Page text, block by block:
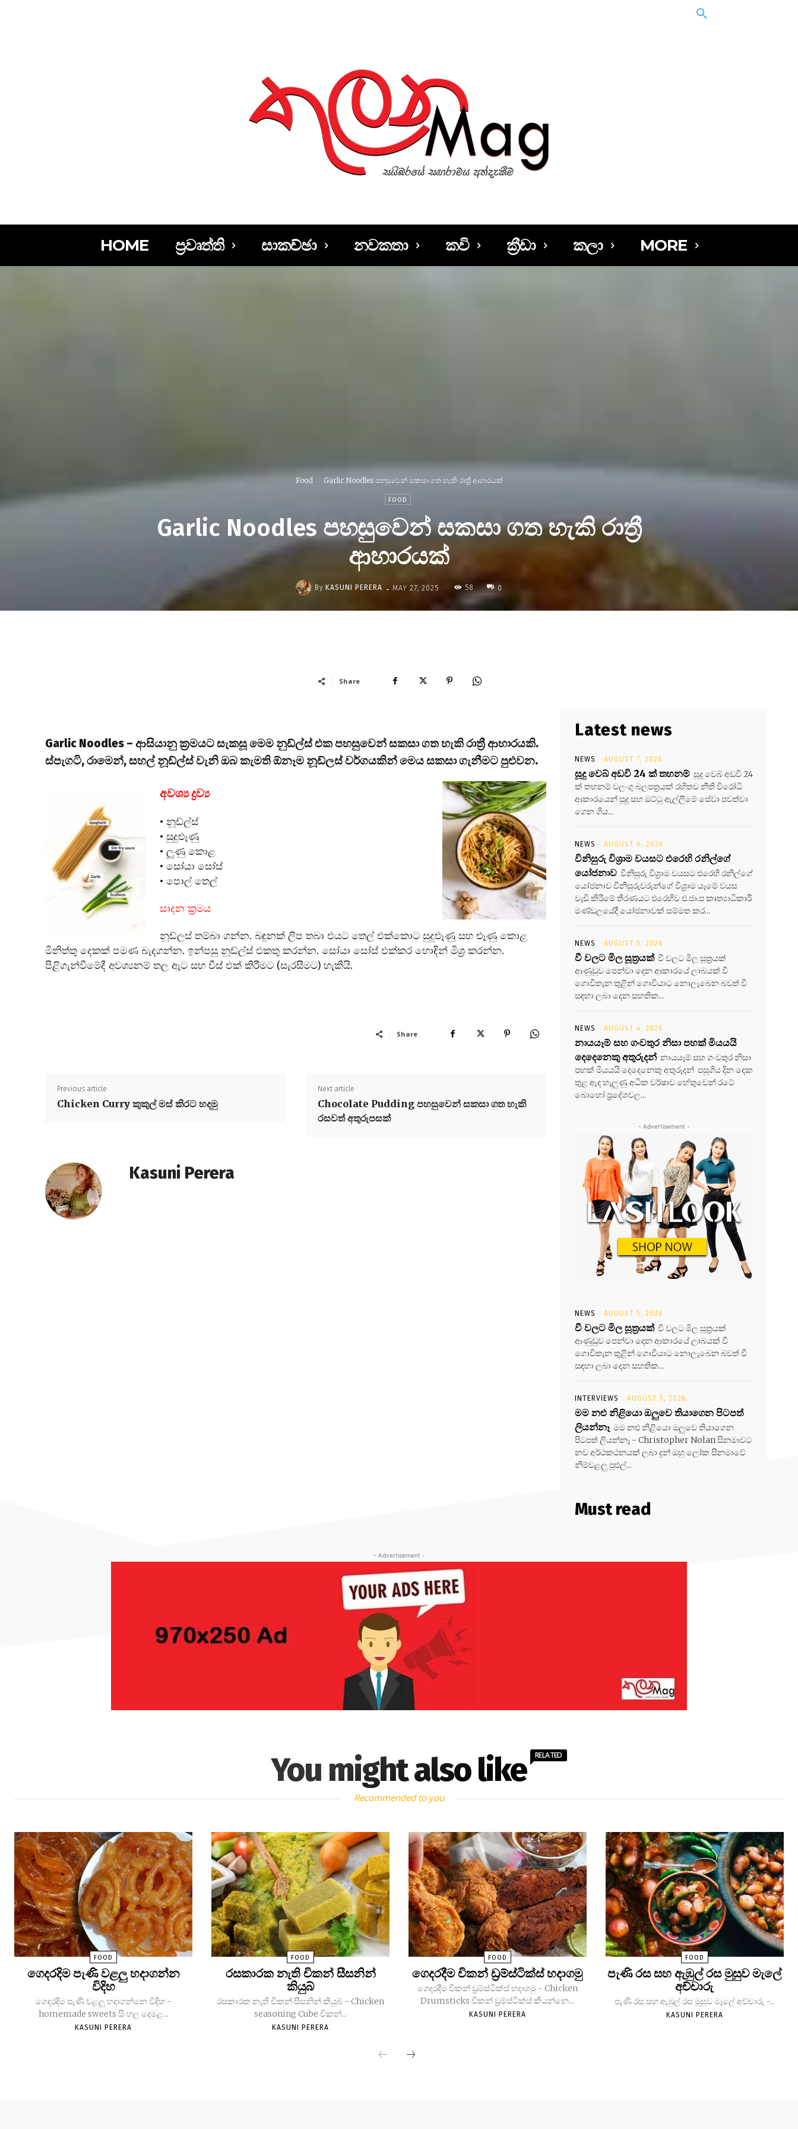
HOME ප්‍රවෘත්ති සාකච්ඡා නවකතා කවි ක්‍රීඩා කලා MORE
Food Garlic Noodles පහසුවෙන් සකසා ගත හැකි රාත්‍රී ආහාරයක්
FOOD
Garlic Noodles පහසුවෙන් සකසා ගත හැකි රාත්‍රී
ආහාරයක්
By KASUNI PERERA - MAY 27, 2025 58 0
Share
Garlic Noodles – ආසියානු ක්‍රමයට සැකසූ මෙම නුඩ්ල්ස් එක පහසුවෙන් සකසා ගත හැකි රාත්‍රී ආහාරයකි.
ස්පැගටි, රාමෙන්, සහල් නූඩ්ල්ස් වැනි ඔබ කැමති ඕනෑම නූඩ්ලස් වර්ගයකින් මෙය සකසා ගැනීමට පුළුවන.
අවශ්‍ය ද්‍රව්‍ය
• නූඩ්ල්ස්
• සුදුළූණු
• ලූණු කොළ
• සෝයා සෝස්
• පොල් තෙල්
සාදන ක්‍රමය
නූඩ්ලස් තම්බා ගන්න. බඳුනක් ලිප තබා එයට තෙල් එක්කොට සුදුළූණු සහ ළූණු කොළ
මිනිත්තු දෙකක් පමණ බැදගන්න. ඉන්පසු නූඩ්ල්ස් එකතු කරන්න. සෝයා සෝස් එක්කර හොඳින් මිශ්‍ර කරන්න.
පිළිගැන්වීමේදී අවශ්‍යනම් තල ඇට සහ චීස් එක් කිරීමට (සැරසීමට) හැකියි.
Share
Previous article
Chicken Curry කුකුල් මස් කිරට හදමු
Next article
Chocolate Pudding පහසුවෙන් සකසා ගත හැකි
රසවත් අතුරුපසක්
Kasuni Perera
Latest news
NEWS AUGUST 7, 2026
සූදු වෙබ් අඩවි 24 ක් තහනම් සූදු වෙබ් අඩවි 24
ක් තහනම් වලංගු බලපත්‍රයක් රහිතව නීති විරෝධි
ආකාරයෙන් සූදු සහ ඔට්ටු ඇල්ලීමේ සේවා පවත්වා
ගෙන ගිය...
NEWS AUGUST 6, 2026
විනිසුරු විශ්‍රාම වයසට එරෙහි රනිල්ගේ
යෝජනාව විනිසුරු විශ්‍රාම වයසට එරෙහි රනිල්ගේ
යෝජනාව විනිසුරුවරුන්ගේ විශ්‍රාම යෑමේ වයස
වැඩි කිරීමේ තීරණයට එරෙහිව එ.ජා.ප කෘත්‍යාධිකාරී
මණ්ඩලයේදී යෝජනාවක් සම්මත කර...
NEWS AUGUST 5, 2026
වී වලට මිල සූත්‍රයක් වී වලට මිල සූත්‍රයක්
ආණුඩුව පෙන්වා දෙන ආකාරයේ ලාබයක් වී
ගොවිතැන තුළින් ගොවියාට නොලැබෙන බවත් වී
සඳහා ලබා දෙන සහතික...
NEWS AUGUST 4, 2026
නායයෑම් සහ ගංවතුර නිසා පහක් මියයයි
දෙදෙනෙකු අතුරුදන් නායයෑම් සහ ගංවතුර නිසා
පහක් මියයයි දෙදෙනෙකු අතුරුදන් පසුගිය දින දෙක
තුළ ඇද හැලුණු අධික වර්ෂාව හේතුවෙන් රටේ
බොහෝ ප්‍රදේශවල...
- Advertisement -
NEWS AUGUST 5, 2026
වී වලට මිල සූත්‍රයක් වී වලට මිල සූත්‍රයක්
ආණුඩුව පෙන්වා දෙන ආකාරයේ ලාබයක් වී
ගොවිතැන තුළින් ගොවියාට නොලැබෙන බවත් වී
සඳහා ලබා දෙන සහතික...
INTERVIEWS AUGUST 5, 2026
මම නළු නිළියො ඔලුවෙ තියාගෙන පිටපත්
ලියන්නෑ මම නළු නිළියො ඔලුවෙ තියාගෙන
පිටපත් ලියන්නෑ - Christopher Nolan සිනමාවට
නව අර්ථකථනයක් ලබා දුන් ඔහු ලෝක සිනමාවේ
නිම්වළලු පුළුල්...
Must read
- Advertisement -
You might also like RELATED
Recommended to you
FOOD
ගෙදරදිම පැණි වළලු හදාගන්න
විදිහ
ගෙදරදිම පැණි වළලු හදාගන්නෙ විදිහ -
homemade sweets සිංහල දෙමළ...
KASUNI PERERA
FOOD
රසකාරක නැති චිකන් සීසනින්
කියුබ්
රසකාරක නැති චිකන් සීසනින් කියුබ් - Chicken
seasoning Cube චිකන්...
KASUNI PERERA
FOOD
ගෙදරදීම චිකන් ඩ්‍රම්ස්ටික්ස් හදාගමු
ගෙදරදීම චිකන් ඩ්‍රම්ස්ටික්ස් හදාගමු - Chicken
Drumsticks චිකන් ඩ්‍රම්ස්ටික්ස් කියන්නෙ...
KASUNI PERERA
FOOD
පැණි රස සහ ඇඹුල් රස මුසුව මැලේ
අච්චාරු
පැණි රස සහ ඇඹුල් රස මුසුව මැලේ අච්චාරු -...
KASUNI PERERA